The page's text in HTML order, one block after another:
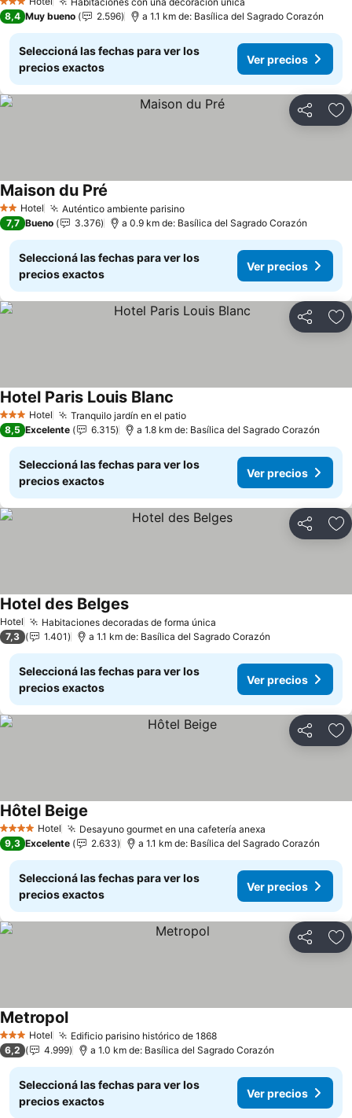
3 Estrellas
8,4 Muy bueno 2.596 a 1.1 km de: Basílica del Sagrado Corazón
Seleccioná las fechas para ver los
precios exactos
Ver precios
Compartir
2 Estrellas
Hotel Auténtico ambiente parisino
Maison du Pré
7,7 Bueno 3.376 a 0.9 km de: Basílica del Sagrado Corazón
Seleccioná las fechas para ver los
precios exactos
Ver precios
Compartir
3 Estrellas
Hotel Tranquilo jardín en el patio
Hotel Paris Louis Blanc
8,5 Excelente 6.315 a 1.8 km de: Basílica del Sagrado Corazón
Seleccioná las fechas para ver los
precios exactos
Ver precios
Compartir
Hotel Habitaciones decoradas de forma única
Hotel des Belges
7,3 1.401 a 1.1 km de: Basílica del Sagrado Corazón
Seleccioná las fechas para ver los
precios exactos
Ver precios
Compartir
4 EstrellasHotel Desayuno gourmet en una cafetería anexa
Hôtel Beige
9,3 Excelente 2.633 a 1.1 km de: Basílica del Sagrado Corazón
Seleccioná las fechas para ver los
precios exactos
Ver precios
Compartir
3 Estrellas
Hotel Edificio parisino histórico de 1868
Metropol
6,2 4.999 a 1.0 km de: Basílica del Sagrado Corazón
Seleccioná las fechas para ver los
precios exactos
Ver precios